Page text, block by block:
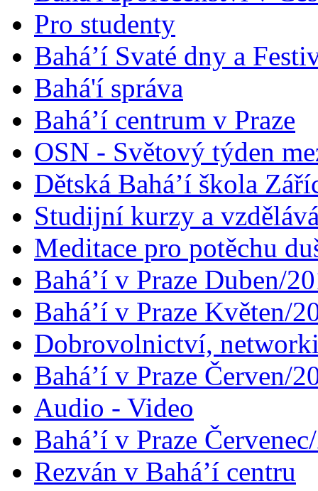
Pro studenty
Bahá’í Svaté dny a
Bahá'í správa
Bahá’í centrum v Praze
OSN - Světový týden
Dětská Bahá’í škola
Studijní kurzy a
Meditace pro potěchu
Bahá’í v Praze Duben/
Bahá’í v Praze Květen/
Dobrovolnictví,
Bahá’í v Praze Červen/
Audio - Video
Bahá’í v Praze
Rezván v Bahá’í centru